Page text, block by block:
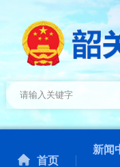
首页
新闻